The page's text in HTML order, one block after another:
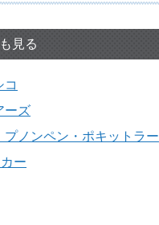
見る
コ
ーズ
プノンペン・ポキットラー
ー